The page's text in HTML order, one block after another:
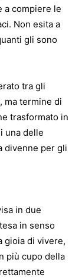
a compiere le
Non esita a
gli sono
tra gli
ma termine di
trasformato in
una delle
divenne per gli
in due
in senso
gioia di vivere,
più cupo della